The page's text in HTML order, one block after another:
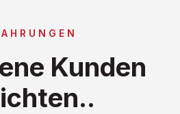
Kunden